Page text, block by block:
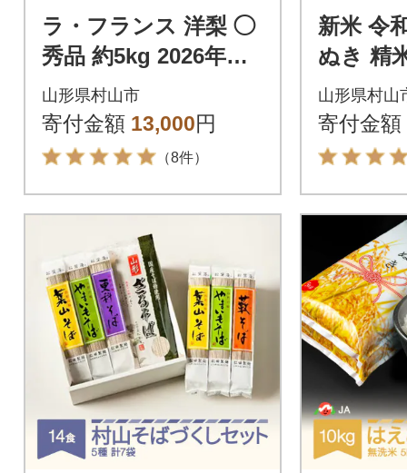
ラ・フランス 洋梨 ◯
秀品 約5kg 2026年産
令和8年産
山形県村山市
寄付金額 13,000円
（8件）
新米 令
ぬき 精
山形県村山
寄付金額